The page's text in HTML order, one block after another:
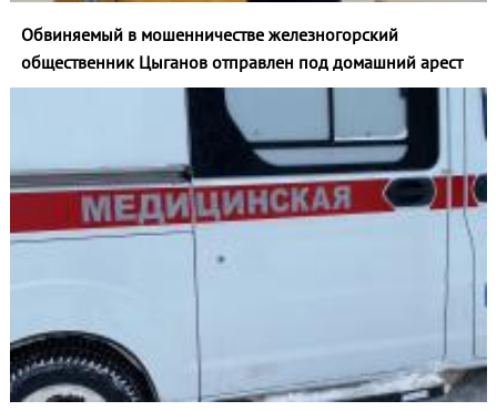
Обвиняемый в мошенничестве железногорский
общественник Цыганов отправлен под домашний арест